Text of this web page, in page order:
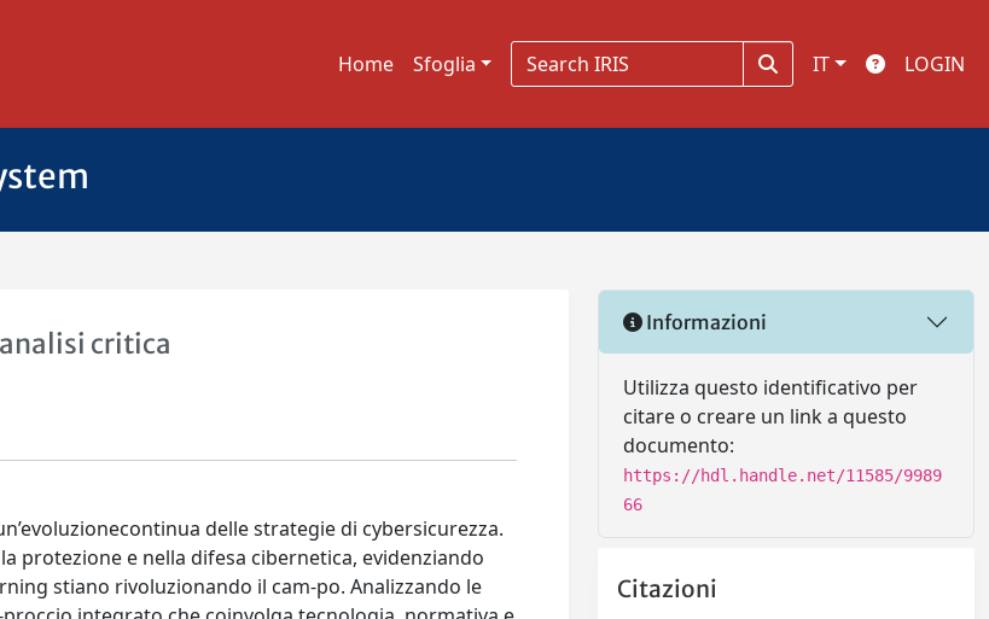
Home Sfoglia IT LOGIN
critica
delle strategie di cybersicurezza.
protezione e nella difesa cibernetica, evidenziando
stiano rivoluzionando il cam-po. Analizzando le
Informazioni
Utilizza questo identificativo per
citare o creare un link a questo
documento:
https://hdl.handle.net/11585/9989
66
Citazioni